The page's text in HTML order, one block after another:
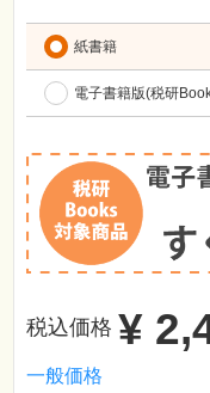
紙書籍
電子書籍版(税研
税込価格 ¥
一般価格